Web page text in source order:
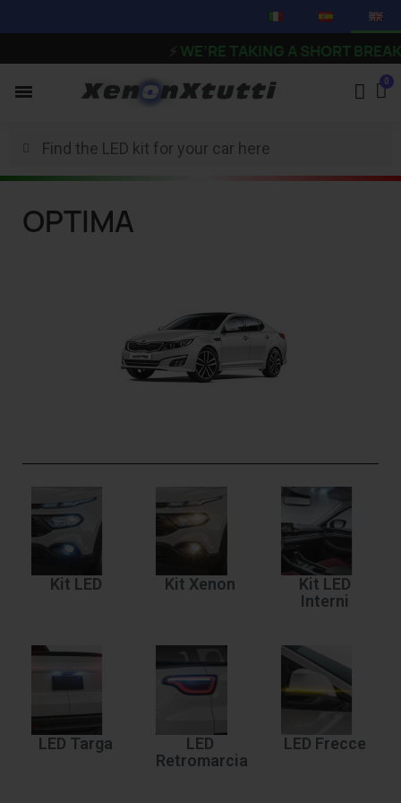
WE’RE TAKING A SHORT
OPTIMA
Kit LED Kit Xenon
Kit LED
Interni
LED Targa
LED
Retromarcia
LED Frecce